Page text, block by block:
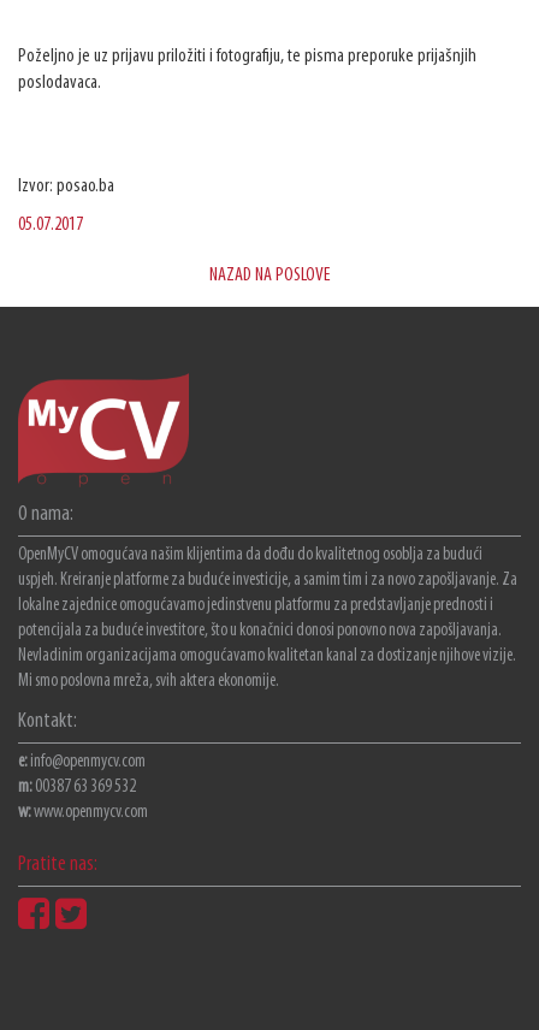
Poželjno je uz prijavu priložiti i fotografiju, te pisma preporuke prijašnjih
poslodavaca.
Izvor: posao.ba
05.07.2017
NAZAD NA POSLOVE
O nama:
OpenMyCV omogućava našim klijentima da dođu do kvalitetnog osoblja za budući
uspjeh. Kreiranje platforme za buduće investicije, a samim tim i za novo zapošljavanje. Za
lokalne zajednice omogućavamo jedinstvenu platformu za predstavljanje prednosti i
potencijala za buduće investitore, što u konačnici donosi ponovno nova zapošljavanja.
Nevladinim organizacijama omogućavamo kvalitetan kanal za dostizanje njihove vizije.
Mi smo poslovna mreža, svih aktera ekonomije.
Kontakt:
e: info@openmycv.com
m: 00387 63 369 532
w:www.openmycv.com
Pratite nas: